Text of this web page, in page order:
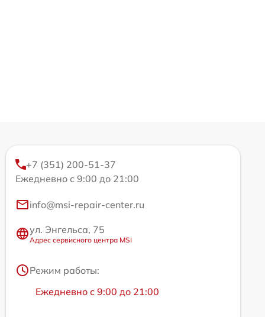
+7 (351) 200-51-37
Ежедневно с 9:00 до 21:00
info@msi-repair-center.ru
ул. Энгельса, 75
Адрес сервисного центра MSI
Режим работы:
Ежедневно с 9:00 до 21:00